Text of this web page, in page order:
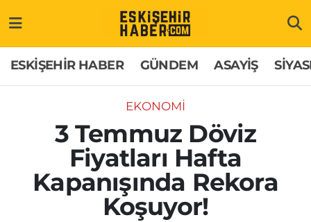
ESKİŞEHİR HABER GÜNDEM ASAYİŞ
EKONOMİ
3 Temmuz Döviz
Fiyatları Hafta
Kapanışında Rekora
Koşuyor!
GÜNDEM
ASAYİŞ
SİYASET
EKONOMİ
Hakkımızda
İletişim
Künye
Odunpazarı Trafik Yoğunluk Haritası
Süper Lig Puan Durumu ve Fikstür
Tüm Manşetler
Son Dakika Haberleri